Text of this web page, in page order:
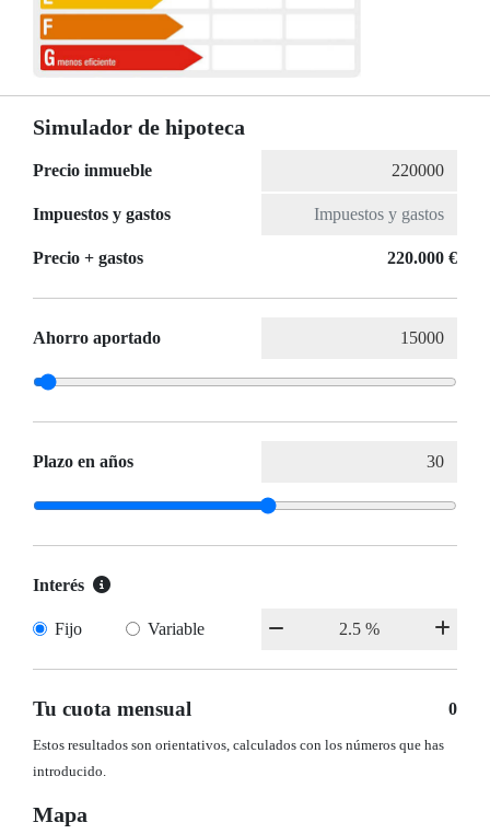
Simulador de hipoteca
Precio inmueble
Impuestos y gastos
Precio + gastos 220.000 €
Ahorro aportado
Plazo en años
Interés
Fijo Variable
Tu cuota mensual 0
Estos resultados son orientativos, calculados con los números que has
introducido.
Mapa